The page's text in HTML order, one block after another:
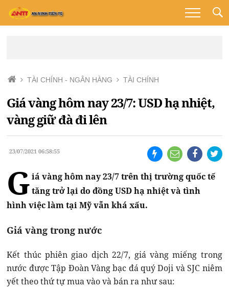
TÀI CHÍNH - NGÂN HÀNG TÀI CHÍNH
Giá vàng hôm nay 23/7: USD hạ nhiệt,
vàng giữ đà đi lên
23/07/2021 06:58:55
G iá vàng hôm nay 23/7 trên thị trường quốc tế
tăng trở lại do đồng USD hạ nhiệt và tình
hình việc làm tại Mỹ vẫn khá xấu.
Giá vàng trong nước
Kết thúc phiên giao dịch 22/7, giá vàng miếng trong
nước được Tập Đoàn Vàng bạc đá quý Doji và SJC niêm
yết theo thứ tự mua vào và bán ra như sau: